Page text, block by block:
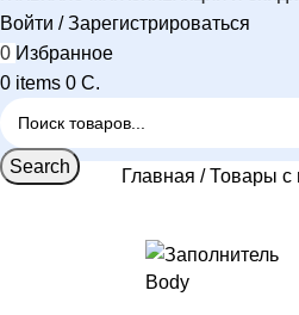
Войти / Зарегистрироваться
0 Избранное
0 items 0 C.
Search Главная Товары с
Body